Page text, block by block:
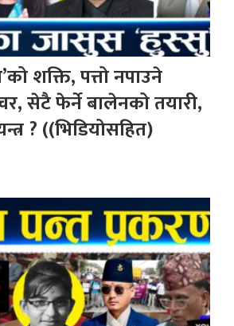
शक्ति, पत्तो नपाउने
सेटै फेर्ने बालेनको तयारी,
? ((भिडियोसहित)